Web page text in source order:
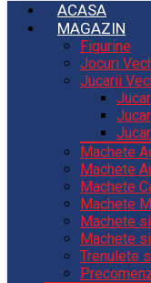
ACASA
MAGAZIN
Figurine
Jocuri
Jucarii
Machete
Machete
Machete
Machete
Machete
Machete
Trenulete